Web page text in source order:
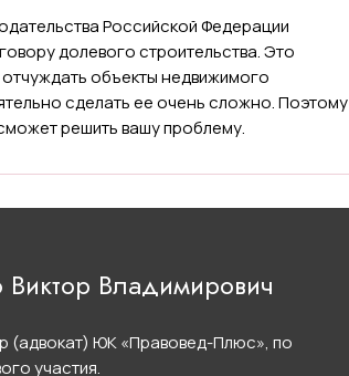
Российской Федерации
долевого строительства. Это
объекты недвижимого
сделать ее очень сложно. Поэтому
решить вашу проблему.
Владимирович
(адвокат) ЮК «Правовед-Плюс», по
участия.